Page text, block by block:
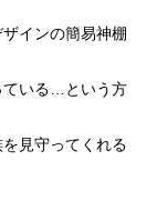
インの簡易神棚
ている…という方
見守ってくれる